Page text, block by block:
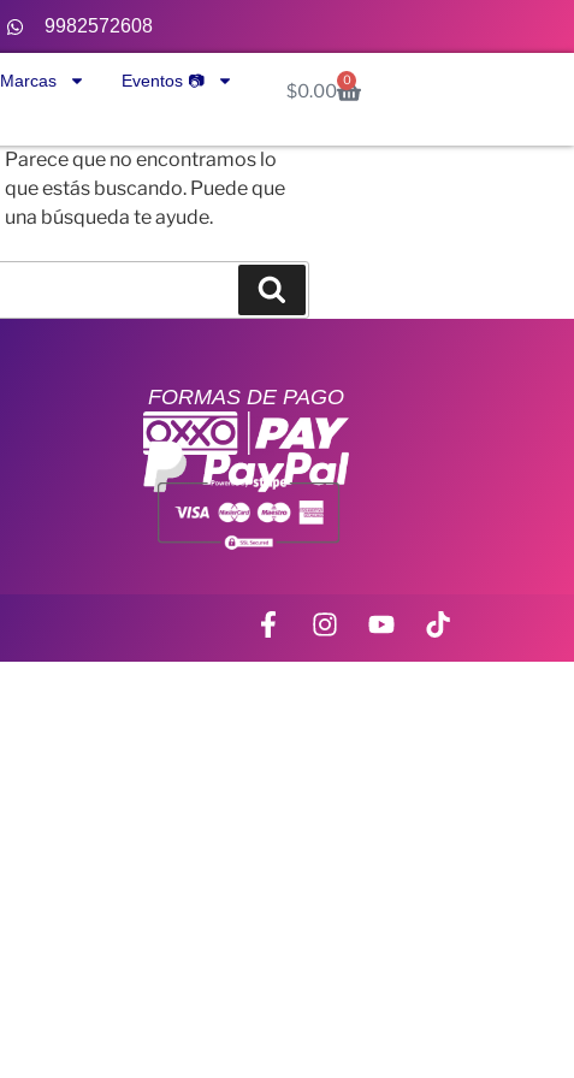
9982572608
Marcas Eventos 📷 $0.00
0
Parece que no encontramos lo
que estás buscando. Puede que
una búsqueda te ayude.
FORMAS DE PAGO